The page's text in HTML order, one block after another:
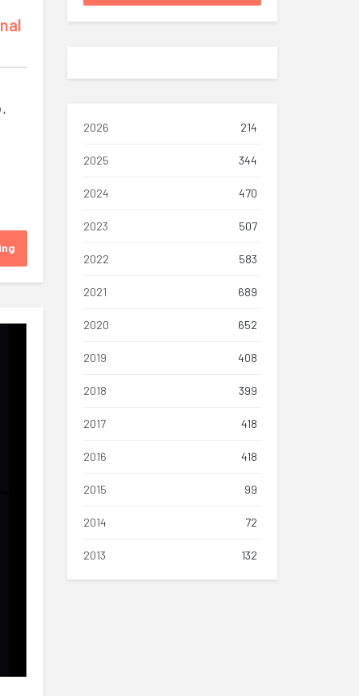
,
2026 214
2025 344
2024 470
2023 507
2022 583
2021 689
2020 652
2019 408
2018 399
2017 418
2016 418
2015 99
2014 72
2013 132